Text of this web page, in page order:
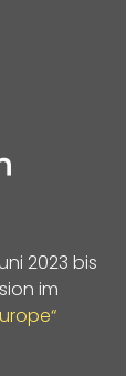
2023 bis
im